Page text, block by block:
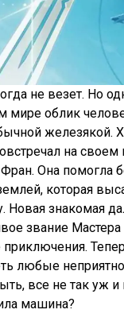
не везет. Но
мире облик
железякой.
на
Она помогла
которая
Новая знакомая
звание Мастера
любые
все не так уж и
машина?